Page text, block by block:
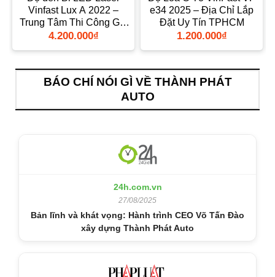
Vinfast Lux A 2022 –
Trung Tâm Thi Công Giá
Tốt TPHCM
4.200.000₫
e34 2025 – Địa Chỉ Lắp
Đặt Uy Tín TPHCM
1.200.000₫
BÁO CHÍ NÓI GÌ VỀ THÀNH PHÁT
AUTO
24h.com.vn
27/08/2025
Bản lĩnh và khát vọng: Hành trình CEO Võ Tấn Đào
xây dựng Thành Phát Auto